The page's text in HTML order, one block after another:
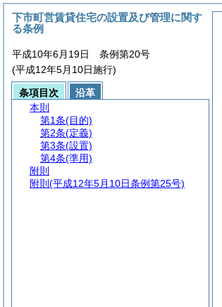
下市町営賃貸住宅の設置及び管理に関す
る条例
平成10年6月19日 条例第20号
(平成12年5月10日施行)
条項目次
沿革
本則
第1条(目的)
第2条(定義)
第3条(設置)
第4条(準用)
附則
附則 (平成12年5月10日条例第25号)